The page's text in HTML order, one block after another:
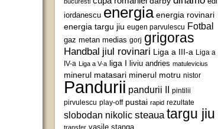
iordanescu energia energia rovinari
energia targu jiu eugen parvulescu Fotbal
gaz metan medias gorj grigoras
Handbal jiul rovinari Liga a III-a Liga a
IV-a Liga a V-a liga I liviu andries matulevicius
minerul matasari minerul motru nistor
Pandurii pandurii II pintilii
pirvulescu play-off pustai rapid rezultate
slobodan nikolic steaua targu jiu
transfer vasile stanga